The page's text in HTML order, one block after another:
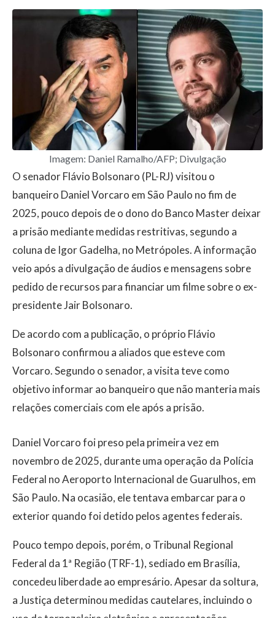
Imagem: Daniel Ramalho/AFP; Divulgação
O senador Flávio Bolsonaro (PL-RJ) visitou o
banqueiro Daniel Vorcaro em São Paulo no fim de
2025, pouco depois de o dono do Banco Master deixar
a prisão mediante medidas restritivas, segundo a
coluna de Igor Gadelha, no Metrópoles. A informação
veio após a divulgação de áudios e mensagens sobre
pedido de recursos para financiar um filme sobre o ex-
presidente Jair Bolsonaro.
De acordo com a publicação, o próprio Flávio
Bolsonaro confirmou a aliados que esteve com
Vorcaro. Segundo o senador, a visita teve como
objetivo informar ao banqueiro que não manteria mais
relações comerciais com ele após a prisão.
Daniel Vorcaro foi preso pela primeira vez em
novembro de 2025, durante uma operação da Polícia
Federal no Aeroporto Internacional de Guarulhos, em
São Paulo. Na ocasião, ele tentava embarcar para o
exterior quando foi detido pelos agentes federais.
Pouco tempo depois, porém, o Tribunal Regional
Federal da 1ª Região (TRF-1), sediado em Brasília,
concedeu liberdade ao empresário. Apesar da soltura,
a Justiça determinou medidas cautelares, incluindo o